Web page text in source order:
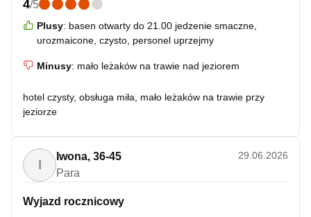
4/5
Plusy: basen otwarty do 21.00 jedzenie smaczne,
urozmaicone, czysto, personel uprzejmy
Minusy: mało leżaków na trawie nad jeziorem
hotel czysty, obsługa miła, mało leżaków na trawie przy
jeziorze
I
Iwona, 36-45
Para
Wyjazd rocznicowy
29.06.2026